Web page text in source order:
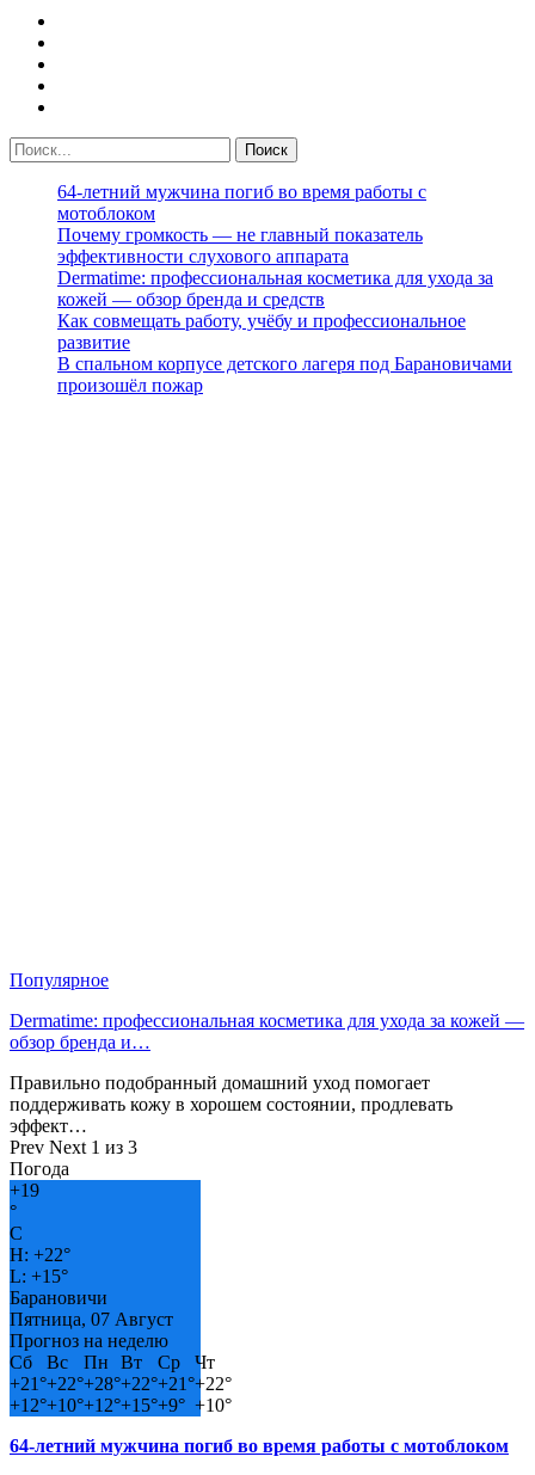
64-летний мужчина погиб во время работы с
мотоблоком
Почему громкость — не главный показатель
эффективности слухового аппарата
Dermatime: профессиональная косметика для ухода за
кожей — обзор бренда и средств
Как совмещать работу, учёбу и профессиональное
развитие
В спальном корпусе детского лагеря под Барановичами
произошёл пожар
Популярное
Dermatime: профессиональная косметика для ухода за кожей —
обзор бренда и…
Правильно подобранный домашний уход помогает
поддерживать кожу в хорошем состоянии, продлевать
эффект…
Prev Next 1 из 3
Погода
+19
°
C
H: +22°
L: +15°
Барановичи
Пятница, 07 Август
Прогноз на неделю
Сб
Вс Пн Вт Ср
Чт
+21°+22°+28°+22°+21°+22°
+12°+10°+12°+15°+9° +10°
64-летний мужчина погиб во время работы с мотоблоком